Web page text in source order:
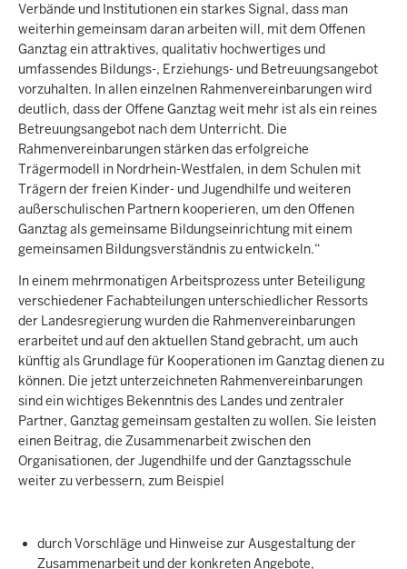
Verbände und Institutionen ein starkes Signal, dass man
weiterhin gemeinsam daran arbeiten will, mit dem Offenen
Ganztag ein attraktives, qualitativ hochwertiges und
umfassendes Bildungs-, Erziehungs- und Betreuungsangebot
vorzuhalten. In allen einzelnen Rahmenvereinbarungen wird
deutlich, dass der Offene Ganztag weit mehr ist als ein reines
Betreuungsangebot nach dem Unterricht. Die
Rahmenvereinbarungen stärken das erfolgreiche
Trägermodell in Nordrhein-Westfalen, in dem Schulen mit
Trägern der freien Kinder- und Jugendhilfe und weiteren
außerschulischen Partnern kooperieren, um den Offenen
Ganztag als gemeinsame Bildungseinrichtung mit einem
gemeinsamen Bildungsverständnis zu entwickeln.“
In einem mehrmonatigen Arbeitsprozess unter Beteiligung
verschiedener Fachabteilungen unterschiedlicher Ressorts
der Landesregierung wurden die Rahmenvereinbarungen
erarbeitet und auf den aktuellen Stand gebracht, um auch
künftig als Grundlage für Kooperationen im Ganztag dienen zu
können. Die jetzt unterzeichneten Rahmenvereinbarungen
sind ein wichtiges Bekenntnis des Landes und zentraler
Partner, Ganztag gemeinsam gestalten zu wollen. Sie leisten
einen Beitrag, die Zusammenarbeit zwischen den
Organisationen, der Jugendhilfe und der Ganztagsschule
weiter zu verbessern, zum Beispiel
durch Vorschläge und Hinweise zur Ausgestaltung der
Zusammenarbeit und der konkreten Angebote,